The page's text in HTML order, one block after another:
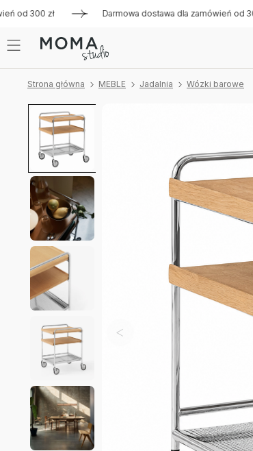
300 zł Darmowa dostawa dla zamówień od 300 zł
Strona główna MEBLE Jadalnia Wózki barowe